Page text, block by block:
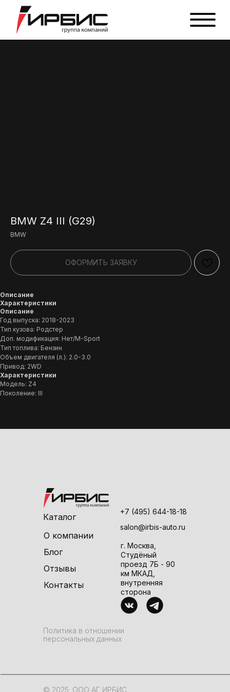
BMW Z4 III (G29)
BMW
ОФОРМИТЬ ЗАЯВКУ
Описание
Характеристики
Описание
Год выпуска: 2018-2023
Тип кузова: Родстер
Доп. модификация: Нет/M-Sport
Тип топлива: Бензин
Объем двигателя (л.): 2.0-3.0
Привод: 2WD
Характеристики
Модель: Z4
Поколение: III
г. Москва,
Студёный
проезд 7Б - 90
км МКАД,
внутренняя
сторона
Контакты
Каталог
О компании
Отзывы
Блог
Политика в отношении
персональных данных
ООО АГ ИРБИС
© 2025
+7 (495) 644-18-18
salon@irbis-auto.ru